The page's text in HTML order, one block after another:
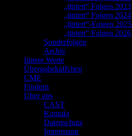
„titriert“ Folgen 2023
„titriert“ Folgen 2024
„titriert“-Folgen 2025
„titriert“ Folgen 2026
Sonderfolgen
Archiv
Innere Werte
Übergabekäffchen
CME
Fördern
Über uns
CAST
Kontakt
Datenschutz
Impressum